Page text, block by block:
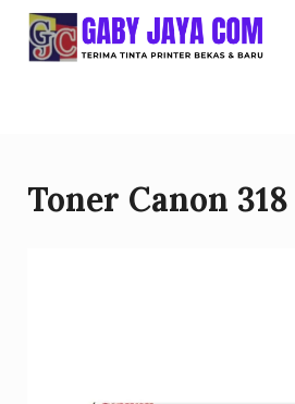
Skip
Toner Canon